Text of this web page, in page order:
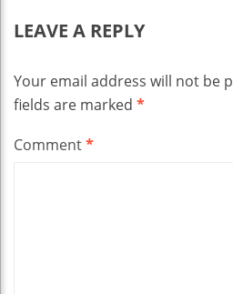
LEAVE A REPLY
Your email address will not be
fields are marked *
Comment*